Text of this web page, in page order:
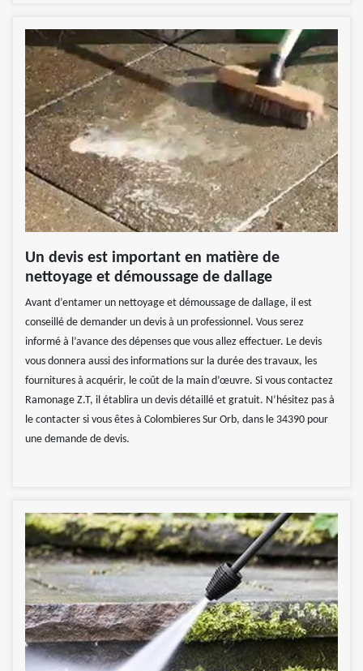
Un devis est important en matière de
nettoyage et démoussage de dallage
Avant d’entamer un nettoyage et démoussage de dallage, il est
conseillé de demander un devis à un professionnel. Vous serez
informé à l’avance des dépenses que vous allez effectuer. Le devis
vous donnera aussi des informations sur la durée des travaux, les
fournitures à acquérir, le coût de la main d’œuvre. Si vous contactez
Ramonage Z.T, il établira un devis détaillé et gratuit. N’hésitez pas à
le contacter si vous êtes à Colombieres Sur Orb, dans le 34390 pour
une demande de devis.